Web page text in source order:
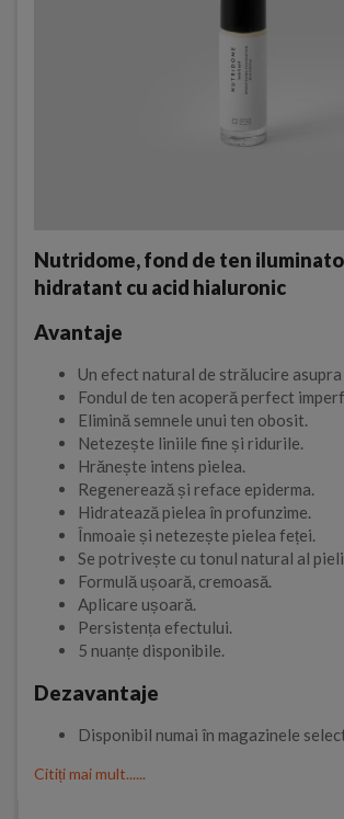
Nutridome, fond de ten
hidratant cu acid hialuronic
Avantaje
Un efect natural de strălucire
Fondul de ten acoperă perfect
Elimină semnele unui ten obosit.
Netezește liniile fine și ridurile.
Hrănește intens pielea.
Regenerează și reface epiderma.
Hidratează pielea în profunzime.
Înmoaie și netezește pielea feței.
Se potrivește cu tonul natural al
Formulă ușoară, cremoasă.
Aplicare ușoară.
Persistența efectului.
5 nuanțe disponibile.
Dezavantaje
Disponibil numai în magazinele
Citiți mai mult......